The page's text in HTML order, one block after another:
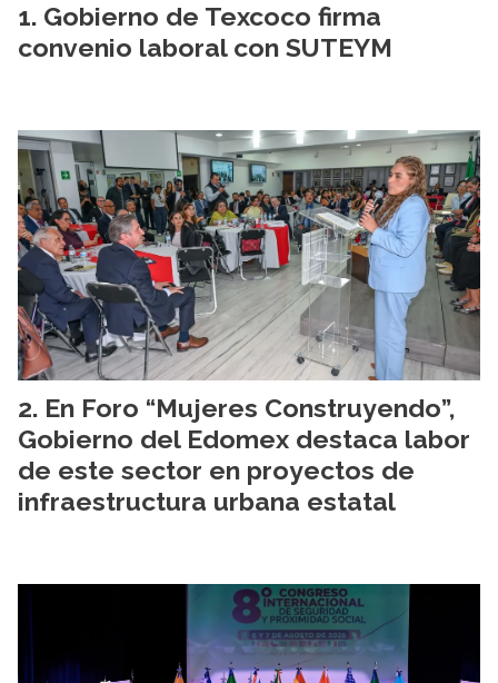
Gobierno de Texcoco firma
convenio laboral con SUTEYM
En Foro “Mujeres Construyendo”,
Gobierno del Edomex destaca labor
de este sector en proyectos de
infraestructura urbana estatal